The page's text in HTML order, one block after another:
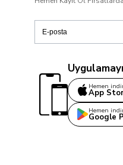
Hemen
App
Hemen
Google